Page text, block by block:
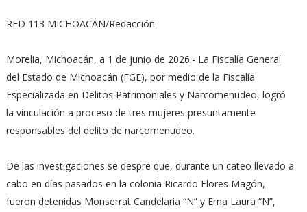
RED 113 MICHOACÁN/Redacción
Morelia, Michoacán, a 1 de junio de 2026.- La Fiscalía General
del Estado de Michoacán (FGE), por medio de la Fiscalía
Especializada en Delitos Patrimoniales y Narcomenudeo, logró
la vinculación a proceso de tres mujeres presuntamente
responsables del delito de narcomenudeo.
De las investigaciones se despre que, durante un cateo llevado a
cabo en días pasados en la colonia Ricardo Flores Magón,
fueron detenidas Monserrat Candelaria “N” y Ema Laura “N”,